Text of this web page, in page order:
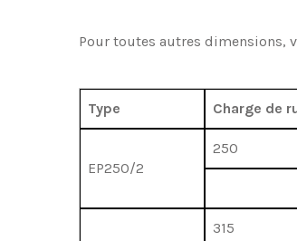
Pour toutes autres dimensions,
Type Charge de
EP250/2
250
315